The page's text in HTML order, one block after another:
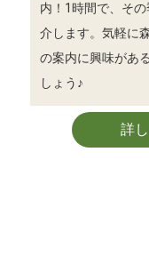
内！1時間で、そ
介します。気軽に
の案内に興味があ
しょう♪
詳